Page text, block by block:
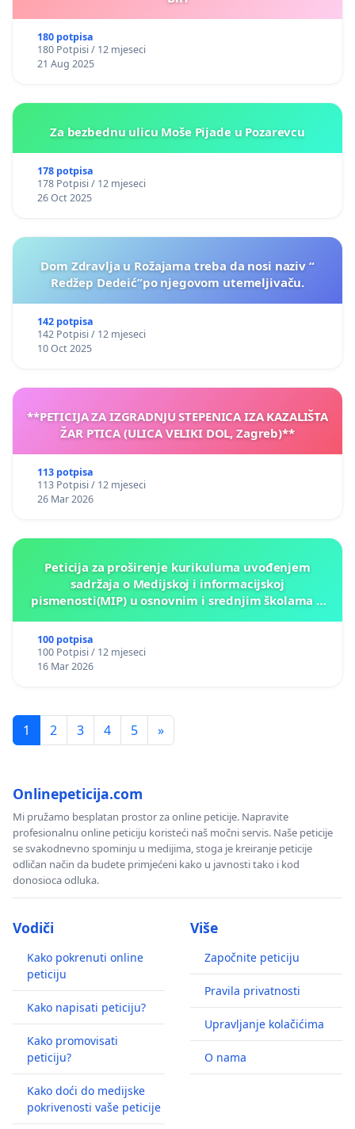
180 potpisa
180 Potpisi / 12 mjeseci
21 Aug 2025
Za bezbednu ulicu Moše Pijade u Pozarevcu
178 potpisa
178 Potpisi / 12 mjeseci
26 Oct 2025
Dom Zdravlja u Rožajama treba da nosi naziv “
Redžep Dedeić”po njegovom utemeljivaču.
142 potpisa
142 Potpisi / 12 mjeseci
10 Oct 2025
**PETICIJA ZA IZGRADNJU STEPENICA IZA KAZALIŠTA
ŽAR PTICA (ULICA VELIKI DOL, Zagreb)**
113 potpisa
113 Potpisi / 12 mjeseci
26 Mar 2026
Peticija za proširenje kurikuluma uvođenjem
sadržaja o Medijskoj i informacijskoj
pismenosti(MIP) u osnovnim i srednjim školama u
100 potpisa
100 Potpisi / 12 mjeseci
16 Mar 2026
1 2 3 4 5 »
Onlinepeticija.com
Mi pružamo besplatan prostor za online peticije. Napravite
profesionalnu online peticiju koristeći naš močni servis. Naše peticije
se svakodnevno spominju u medijima, stoga je kreiranje peticije
odličan način da budete primjećeni kako u javnosti tako i kod
donosioca odluka.
Vodiči
Kako pokrenuti online
peticiju
Kako napisati peticiju?
Kako promovisati
peticiju?
Kako doći do medijske
pokrivenosti vaše peticije
Više
Započnite peticiju
Pravila privatnosti
Upravljanje kolačićima
O nama